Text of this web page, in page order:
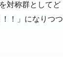
対称群としてど
！」になりつつ